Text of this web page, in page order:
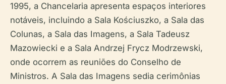
1995, a Chancelaria apresenta espaços interiores
notáveis, incluindo a Sala Kościuszko, a Sala das
Colunas, a Sala das Imagens, a Sala Tadeusz
Mazowiecki e a Sala Andrzej Frycz Modrzewski,
onde ocorrem as reuniões do Conselho de
Ministros. A Sala das Imagens sedia cerimônias